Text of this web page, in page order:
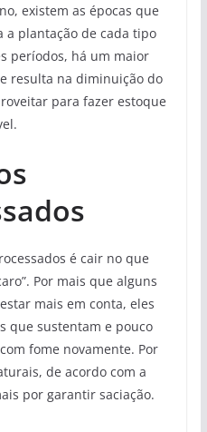
existem as épocas que
a plantação de cada tipo
períodos, há um maior
resulta na diminuição do
para fazer estoque
é cair no que
Por mais que alguns
mais em conta, eles
que sustentam e pouco
fome novamente. Por
de acordo com a
por garantir saciação.